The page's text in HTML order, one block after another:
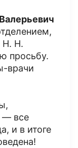
Н. Н.
просьбу.
врачи
— все
и в итоге